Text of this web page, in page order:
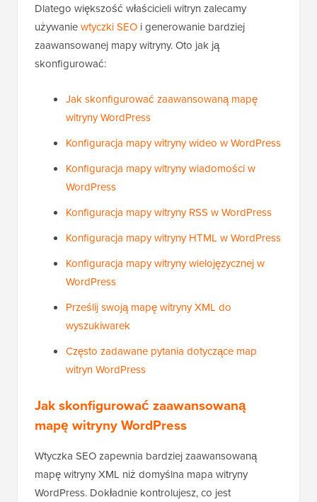
Dlatego większość właścicieli witryn zalecamy
używaniewtyczki SEO i generowanie bardziej
zaawansowanej mapy witryny. Oto jak ją
skonfigurować:
Jak skonfigurować zaawansowaną mapę
witryny WordPress
Konfiguracja mapy witryny wideo w WordPress
Konfiguracja mapy witryny wiadomości w
WordPress
Konfiguracja mapy witryny RSS w WordPress
Konfiguracja mapy witryny HTML w WordPress
Konfiguracja mapy witryny wielojęzycznej w
WordPress
Prześlij swoją mapę witryny XML do
wyszukiwarek
Często zadawane pytania dotyczące map
witryn WordPress
Jak skonfigurować zaawansowaną
mapę witryny WordPress
Wtyczka SEO zapewnia bardziej zaawansowaną
mapę witryny XML niż domyślna mapa witryny
WordPress. Dokładnie kontrolujesz, co jest